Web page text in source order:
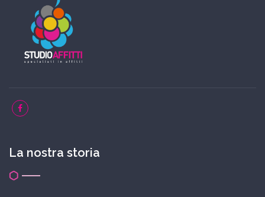
La nostra storia